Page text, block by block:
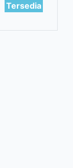
Tersedia